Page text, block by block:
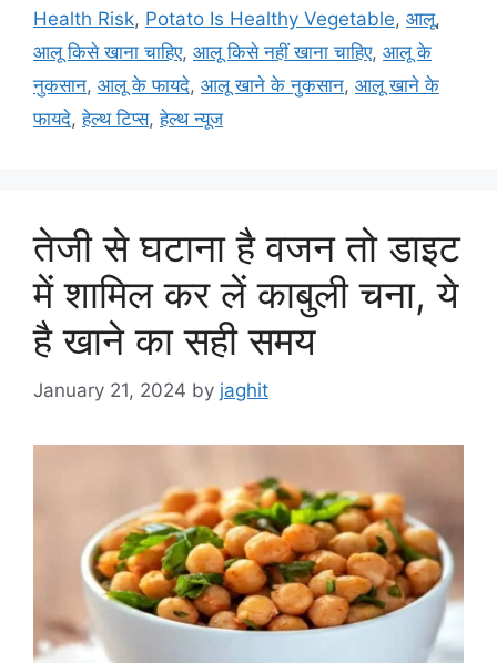
r
i
s
Health Risk, Potato Is Healthy Vegetable, आलू,
आलू किसे खाना चाहिए, आलू किसे नहीं खाना चाहिए, आलू के
नुकसान, आलू के फायदे, आलू खाने के नुकसान, आलू खाने के
फायदे,हेल्थ टिप्स,हेल्थ न्यूज
तेजी से घटाना है वजन तो डाइट
में शामिल कर लें काबुली चना, ये
है खाने का सही समय
January 21, 2024 by jaghit